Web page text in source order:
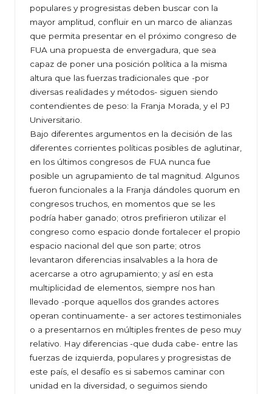
populares y progresistas deben buscar con la
mayor amplitud, confluir en un marco de alianzas
que permita presentar en el próximo congreso de
FUA una propuesta de envergadura, que sea
capaz de poner una posición política a la misma
altura que las fuerzas tradicionales que -por
diversas realidades y métodos- siguen siendo
contendientes de peso: la Franja Morada, y el PJ
Universitario.
Bajo diferentes argumentos en la decisión de las
diferentes corrientes políticas posibles de aglutinar,
en los últimos congresos de FUA nunca fue
posible un agrupamiento de tal magnitud. Algunos
fueron funcionales a la Franja dándoles quorum en
congresos truchos, en momentos que se les
podría haber ganado; otros prefirieron utilizar el
congreso como espacio donde fortalecer el propio
espacio nacional del que son parte; otros
levantaron diferencias insalvables a la hora de
acercarse a otro agrupamiento; y así en esta
multiplicidad de elementos, siempre nos han
llevado -porque aquellos dos grandes actores
operan continuamente- a ser actores testimoniales
o a presentarnos en múltiples frentes de peso muy
relativo. Hay diferencias -que duda cabe- entre las
fuerzas de izquierda, populares y progresistas de
este país, el desafío es si sabemos caminar con
unidad en la diversidad, o seguimos siendo